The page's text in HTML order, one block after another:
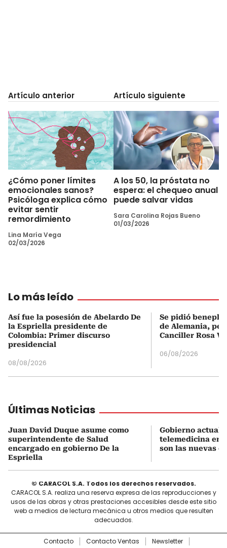
Artículo anterior
¿Cómo poner límites
emocionales sanos?
Psicóloga explica cómo
evitar sentir
remordimiento
Lina María Vega
02/03/2026
Artículo siguiente
A los 50, la próstata no
espera: el chequeo anual
puede salvar vidas
Sara Carolina Rojas Bueno
01/03/2026
Lo más leído
Así fue la posesión de Abelardo De
la Espriella presidente de
Colombia: Primer discurso
presidencial
08/08/2026
Se pidió
de Alemania,
Canciller Rosa
06/08/2026
Últimas Noticias
Juan David Duque asume como
superintendente de Salud
encargado en gobierno De la
Espriella
Gobierno
telemedicina en
son las nuevas
© CARACOL S.A. Todos los derechos reservados.
CARACOL S.A. realiza una reserva expresa de las reproducciones y
usos de las obras y otras prestaciones accesibles desde este sitio
web a medios de lectura mecánica u otros medios que resulten
adecuados.
Contacto Contacto Ventas Newsletter